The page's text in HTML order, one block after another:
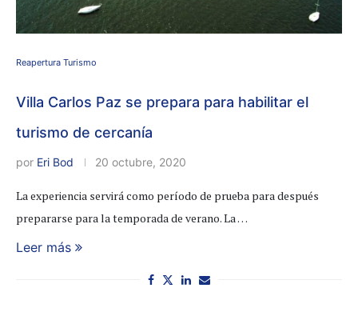
Reapertura Turismo
Villa Carlos Paz se prepara para habilitar el
turismo de cercanía
por Eri Bod 20 octubre, 2020
La experiencia servirá como período de prueba para después
prepararse para la temporada de verano. La …
Leer más